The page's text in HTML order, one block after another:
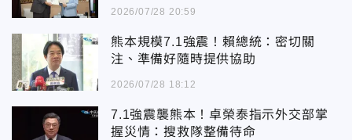
2026/07/28 20:59
熊本規模7.1強震！賴總統：密切關
注、準備好隨時提供協助
2026/07/28 18:12
7.1強震襲熊本！卓榮泰指示外交部掌
握災情：搜救隊整備待命